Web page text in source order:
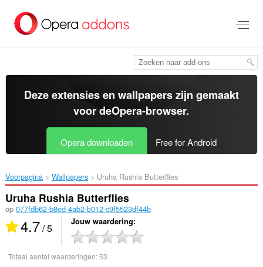
tekst
springen
Deze extensies en wallpapers zijn gemaakt
voor deOpera-browser.
Opera downloaden Free for Android
Voorpagina Wallpapers Uruha Rushia Butterflies‎
Uruha Rushia Butterflies
op 077fdb62-b8ed-4ab2-b012-c9f5523df44b
4.7/ 5 Jouw waardering
Totaal aantal waarderingen:53